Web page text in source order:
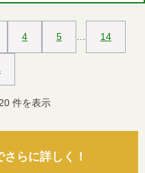
4 5 14
20 件を表示
らに詳しく！